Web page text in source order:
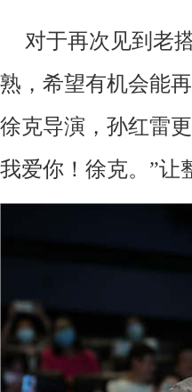
对于再次见到老
熟，希望有机会能再
徐克导演，孙红雷
我爱你 ！ 徐克。 ”让